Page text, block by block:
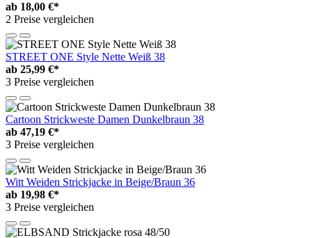
ab 18,00 €*
2 Preise vergleichen
STREET ONE Style Nette Weiß 38
ab 25,99 €*
3 Preise vergleichen
Cartoon Strickweste Damen Dunkelbraun 38
ab 47,19 €*
3 Preise vergleichen
Witt Weiden Strickjacke in Beige/Braun 36
ab 19,98 €*
3 Preise vergleichen